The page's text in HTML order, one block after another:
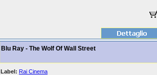
Blu Ray - The Wolf Of Wall Street
Label: Rai Cinema